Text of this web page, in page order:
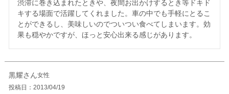
渋滞に巻き込まれたときや、夜間お出かけするとき等ドキド
キする場面で活躍してくれました。車の中でも手軽にとるこ
とができるし、美味しいのでついつい食べてしまいます。効
黒耀
女性
投稿日
2013/04/19